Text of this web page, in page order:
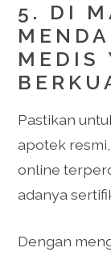
5. DI
MEDIS
Pastikan
apotek
online
adanya
Dengan